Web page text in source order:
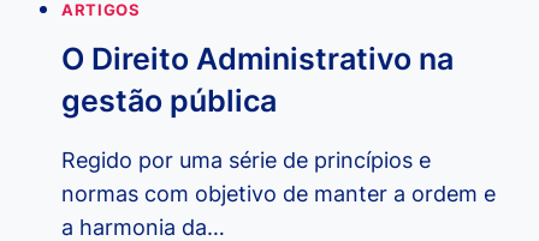
ARTIGOS
O Direito Administrativo na
gestão pública
Regido por uma série de princípios e
normas com objetivo de manter a ordem e
a harmonia da…